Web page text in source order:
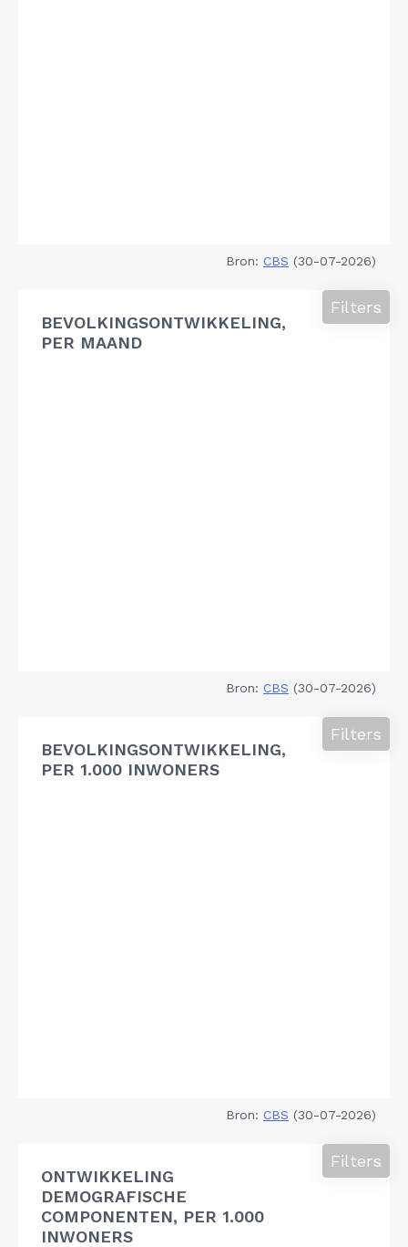
Bron: CBS (30-07-2026)
BEVOLKINGSONTWIKKELING,
PER MAAND
Filters
Bron: CBS (30-07-2026)
BEVOLKINGSONTWIKKELING,
PER 1.000 INWONERS
Filters
Bron: CBS (30-07-2026)
ONTWIKKELING
DEMOGRAFISCHE
COMPONENTEN, PER 1.000
INWONERS
Filters